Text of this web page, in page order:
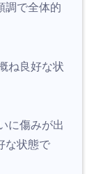
調で全体的
ね良好な状
に傷みが出
な状態で